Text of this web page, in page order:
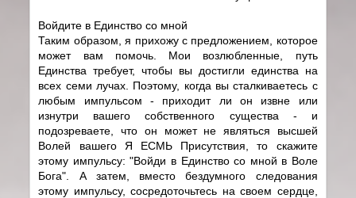
Войдите в Единство со мной
Таким образом, я прихожу с предложением, которое
может вам помочь. Мои возлюбленные, путь
Единства требует, чтобы вы достигли единства на
всех семи лучах. Поэтому, когда вы сталкиваетесь с
любым импульсом - приходит ли он извне или
изнутри вашего собственного существа - и
подозреваете, что он может не являться высшей
Волей вашего Я ЕСМЬ Присутствия, то скажите
этому импульсу: "Войди в Единство со мной в Воле
Бога". А затем, вместо бездумного следования
этому импульсу, сосредоточьтесь на своем сердце,